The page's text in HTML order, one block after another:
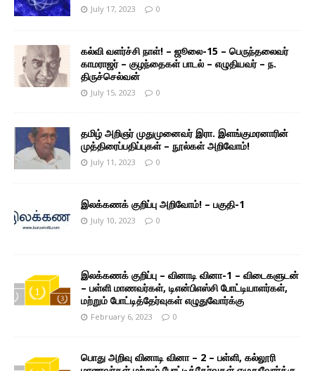
July 17, 2023 0
கல்வி வளர்ச்சி நாள்! – ஜூலை-15 – பெருந்தலைவர்
காமராஜர் – குழந்தைகள் பாடல் – எழுதியவர் – ந.
திருச்செல்வன்
July 15, 2023 0
தமிழ் அறிஞர் முதுமுனைவர் இரா. இளங்குமரனாரின்
முத்திரைப்பதிப்புகள் – நூல்கள் அறிவோம்!
July 11, 2023 0
இலக்கணக் குறிப்பு அறிவோம்! – பகுதி-1
July 10, 2023 0
இலக்கணக் குறிப்பு – வினாடி வினா-1 – விடைகளுடன்
– பள்ளி மாணவர்கள், டிஎன்பிஎஸ்சி போட்டியாளர்கள்,
மற்றும் போட்டித்தேர்வுகள் எழுதுவோர்க்கு
February 6, 2023 0
பொது அறிவு வினாடி வினா – 2 – பள்ளி, கல்லூரி